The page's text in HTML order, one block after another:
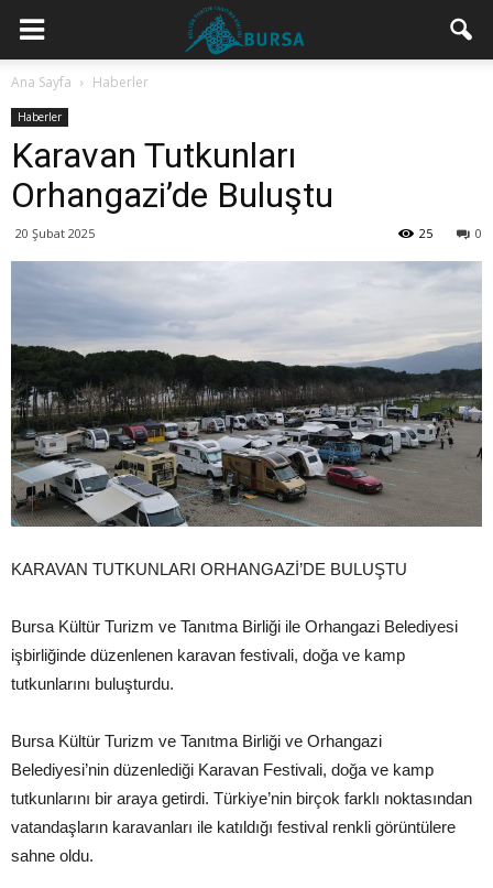
Ana Sayfa Haberler
Haberler
Karavan Tutkunları
Orhangazi’de Buluştu
20 Şubat 2025 0
25
KARAVAN TUTKUNLARI ORHANGAZİ’DE BULUŞTU
Bursa Kültür Turizm ve Tanıtma Birliği ile Orhangazi Belediyesi
işbirliğinde düzenlenen karavan festivali, doğa ve kamp
tutkunlarını buluşturdu.
Bursa Kültür Turizm ve Tanıtma Birliği ve Orhangazi
Belediyesi’nin düzenlediği Karavan Festivali, doğa ve kamp
tutkunlarını bir araya getirdi. Türkiye’nin birçok farklı noktasından
vatandaşların karavanları ile katıldığı festival renkli görüntülere
sahne oldu.